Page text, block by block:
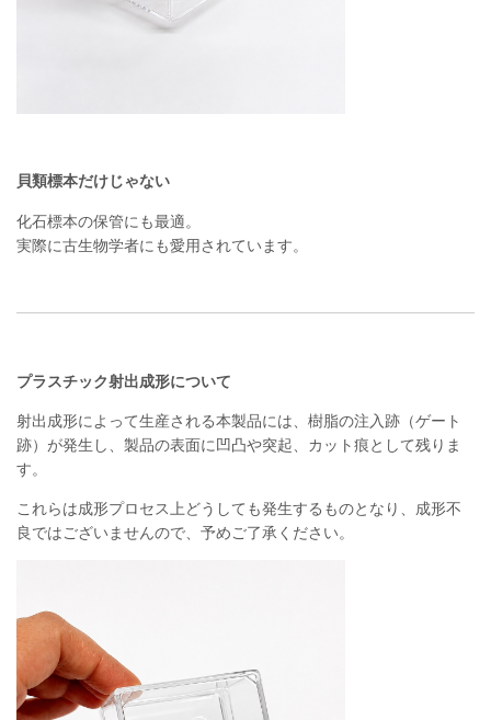
貝類標本だけじゃない
化石標本の保管にも最適。
実際に古生物学者にも愛用されています。
プラスチック射出成形について
射出成形によって生産される本製品には、樹脂の注入跡（ゲート
跡）が発生し、製品の表面に凹凸や突起、カット痕として残りま
す。
これらは成形プロセス上どうしても発生するものとなり、成形不
良ではございませんので、予めご了承ください。